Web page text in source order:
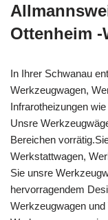
Ottenheim
In Ihrer Schwanau
Werkzeugwagen,
Infrarotheizungen
Unsre
Bereichen
Werkstattwagen,
Sie unsre
hervorragendem
Werkzeugwagen